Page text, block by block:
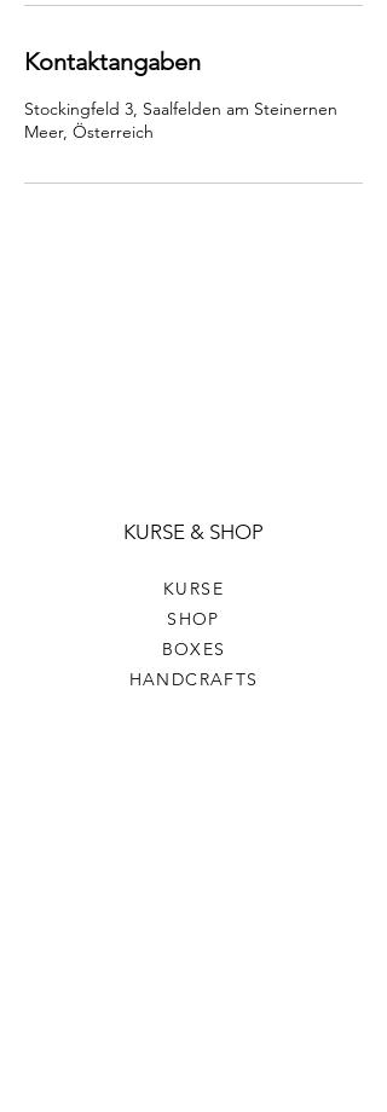
Kontaktangaben
Stockingfeld 3, Saalfelden am Steinernen
Meer, Österreich
KURSE & SHOP
KURSE
SHOP
BOXES
HANDCRAFTS